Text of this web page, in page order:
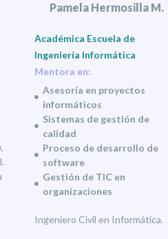
Pamela Hermosilla M.
Académica Escuela de
Ingeniería Informática
Mentora en:
Asesoría en proyectos
informáticos
Sistemas de gestión de
calidad
Proceso de desarrollo de
software
Gestión de TIC en
organizaciones
Ingeniero Civil en Informática.